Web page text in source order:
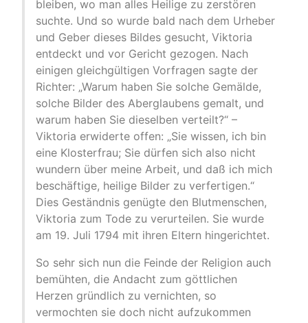
bleiben, wo man alles Heilige zu zerstören
suchte. Und so wurde bald nach dem Urheber
und Geber dieses Bildes gesucht, Viktoria
entdeckt und vor Gericht gezogen. Nach
einigen gleichgültigen Vorfragen sagte der
Richter: „Warum haben Sie solche Gemälde,
solche Bilder des Aberglaubens gemalt, und
warum haben Sie dieselben verteilt?“ –
Viktoria erwiderte offen: „Sie wissen, ich bin
eine Klosterfrau; Sie dürfen sich also nicht
wundern über meine Arbeit, und daß ich mich
beschäftige, heilige Bilder zu verfertigen.“
Dies Geständnis genügte den Blutmenschen,
Viktoria zum Tode zu verurteilen. Sie wurde
am 19. Juli 1794 mit ihren Eltern hingerichtet.
So sehr sich nun die Feinde der Religion auch
bemühten, die Andacht zum göttlichen
Herzen gründlich zu vernichten, so
vermochten sie doch nicht aufzukommen